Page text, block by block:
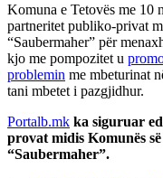
Komuna e Tetovës me 10
partneritet publiko-privat
“Saubermaher” për
kjo me pompozitet u
problemin me mbeturinat
tani mbetet i pazgjidhur.
Portalb.mk ka siguruar
provat midis Komunës
“Saubermaher”.